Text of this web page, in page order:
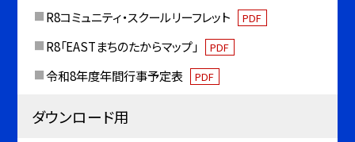
R8コミュニティ・スクールリーフレット PDF
R8「EASTまちのたからマップ」 PDF
令和8年度年間行事予定表 PDF
ダウンロード用